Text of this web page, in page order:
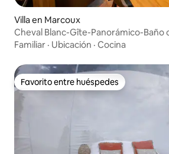
Villa en Marcoux
Cheval Blanc-Gîte-Panorámico-Baño
Familiar · Ubicación · Cocina
Favorito entre huéspedes
Favorito entre huéspedes